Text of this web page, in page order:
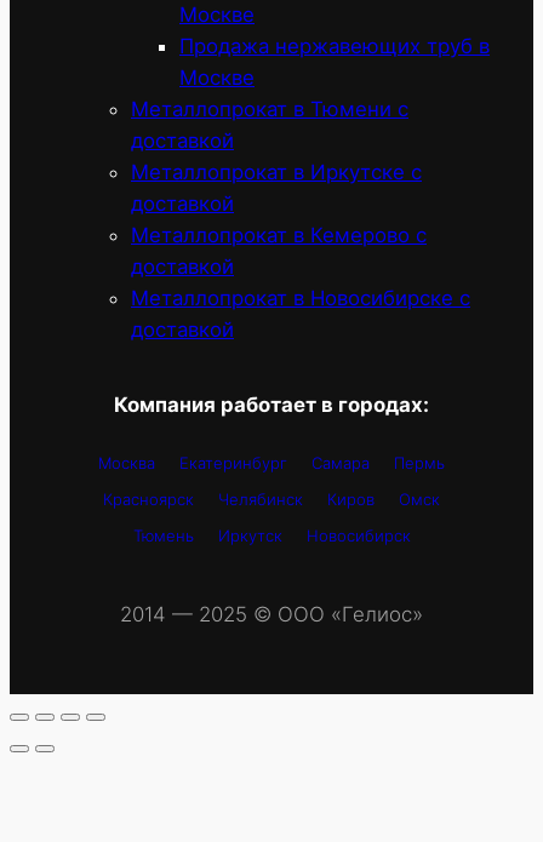
Москве
Продажа нержавеющих труб в
Москве
Металлопрокат в Тюмени с
доставкой
Металлопрокат в Иркутске с
доставкой
Металлопрокат в Кемерово с
доставкой
Металлопрокат в Новосибирске с
доставкой
Компания работает в городах:
Москва Екатеринбург Самара
Пермь
Красноярск
Челябинск Киров
Омск
Тюмень
Иркутск Новосибирск
2014 — 2025 © OOO «Гелиос»